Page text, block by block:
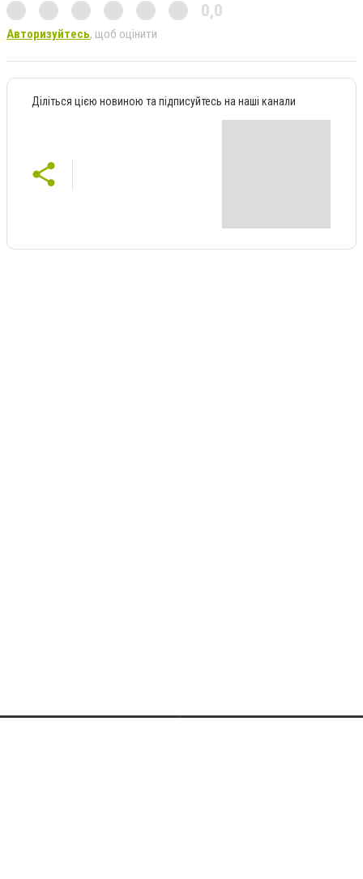
0,0
Авторизуйтесь, щоб оцінити
Діліться цією новиною та підписуйтесь на наші канали